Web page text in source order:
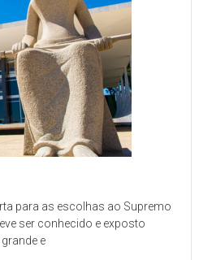
07/12/2016
–
08/11/201
para as escolhas ao Supremo
ser conhecido e exposto
e